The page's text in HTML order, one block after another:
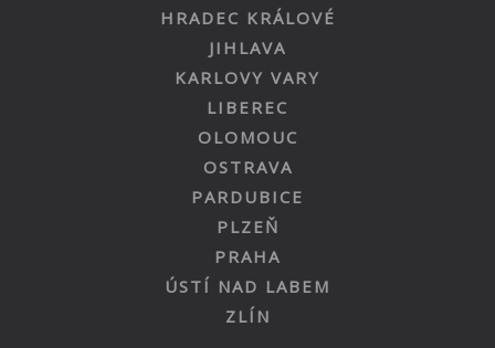
HRADEC KRÁLOVÉ
JIHLAVA
KARLOVY VARY
LIBEREC
OLOMOUC
OSTRAVA
PARDUBICE
PLZEŇ
PRAHA
ÚSTÍ NAD LABEM
ZLÍN